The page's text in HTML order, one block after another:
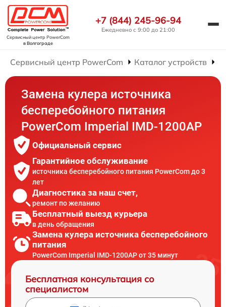
Сервисный центр PowerCom
в Волгограде
+7 (844) 245-96-94
Ежедневно с 9:00 до 21:00
Сервисный центр PowerCom Каталог устройств
Замена кулера источника
бесперебойного питания
PowerCom Imperial IMD-1200AP
Официальный сервис
Гарантийное обслуживание
источника бесперебойного питания PowerCom до 3
лет
Диагностика за наш счет,
ремонт по желанию
Бесплатный выезд курьера
в день обращения
Замена кулера источника бесперебойного
питания
PowerCom Imperial IMD-1200AP от 35 минут
Бесплатная консультация со
специалистом